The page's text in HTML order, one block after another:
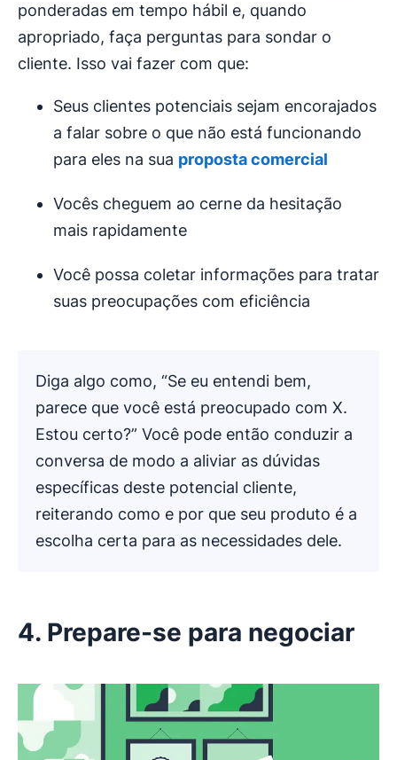
ponderadas em tempo hábil e, quando
apropriado, faça perguntas para sondar o
cliente. Isso vai fazer com que:
Seus clientes potenciais sejam encorajados
a falar sobre o que não está funcionando
para eles na sua proposta comercial
Vocês cheguem ao cerne da hesitação
mais rapidamente
Você possa coletar informações para tratar
suas preocupações com eficiência
Diga algo como, “Se eu entendi bem,
parece que você está preocupado com X.
Estou certo?” Você pode então conduzir a
conversa de modo a aliviar as dúvidas
específicas deste potencial cliente,
reiterando como e por que seu produto é a
escolha certa para as necessidades dele.
4. Prepare-se para negociar